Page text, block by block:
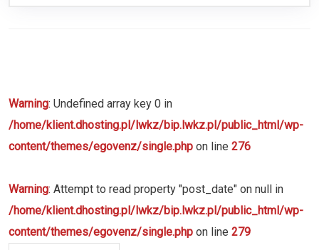
Warning: Undefined array key 0 in
/home/klient.dhosting.pl/lwkz/bip.lwkz.pl/public_html/wp-
content/themes/egovenz/single.php on line 276
Warning: Attempt to read property "post_date" on null in
/home/klient.dhosting.pl/lwkz/bip.lwkz.pl/public_html/wp-
content/themes/egovenz/single.php on line 279